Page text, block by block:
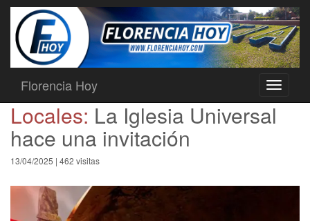
Toggle
Florencia Hoy
Locales: La Iglesia Universal
hace una invitación
13/04/2025 | 462 visitas